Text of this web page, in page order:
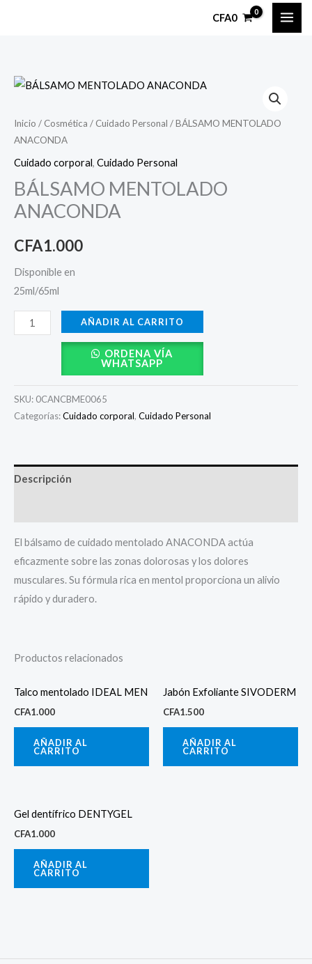
CFA0
Inicio / Cosmética / Cuidado Personal / BÁLSAMO MENTOLADO
ANACONDA
Cuidado corporal, Cuidado Personal
BÁLSAMO MENTOLADO
ANACONDA
CFA1.000
Disponible en
25ml/65ml
BÁLSAMO
ANACONDA
cantidad
AÑADIR AL CARRITO
ORDENA VÍA
WHATSAPP
SKU: 0CANCBME0065
Categorías:Cuidado corporal, Cuidado Personal
Descripción
El bálsamo de cuidado mentolado ANACONDA actúa
eficazmente sobre las zonas dolorosas y los dolores
musculares. Su fórmula rica en mentol proporciona un alivio
rápido y duradero.
Productos relacionados
Talco mentolado IDEAL MEN
CFA1.000
AÑADIR AL
CARRITO
Jabón Exfoliante SIVODERM
CFA1.500
AÑADIR AL
CARRITO
Gel dentífrico DENTYGEL
CFA1.000
AÑADIR AL
CARRITO